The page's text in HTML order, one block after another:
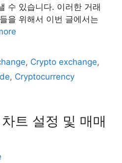
수 있습니다. 이러한 거래
을 위해서 이번 글에서는
, Crypto exchange,
, Cryptocurrency
트 설정 및 매매